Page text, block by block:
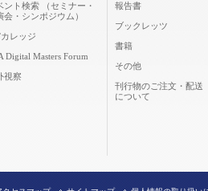
ント検索 （セミナー・
会・シンポジウム）
レッジ
Digital Masters Forum
視察
報告書
ブックレッツ
書籍
その他
刊行物のご注文・配送
について